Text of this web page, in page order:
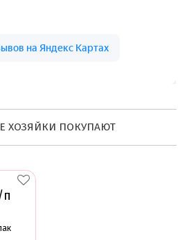
ХОЗЯЙКИ ПОКУПАЮТ